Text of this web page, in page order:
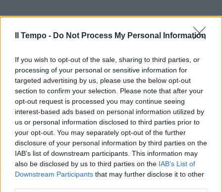
Il Tempo - Do Not Process My Personal Information
If you wish to opt-out of the sale, sharing to third parties, or
processing of your personal or sensitive information for
targeted advertising by us, please use the below opt-out
section to confirm your selection. Please note that after your
opt-out request is processed you may continue seeing
interest-based ads based on personal information utilized by
us or personal information disclosed to third parties prior to
your opt-out. You may separately opt-out of the further
disclosure of your personal information by third parties on the
IAB’s list of downstream participants. This information may
also be disclosed by us to third parties on the IAB’s List of
Downstream Participants that may further disclose it to other